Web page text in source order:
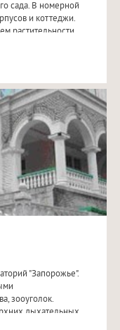
сада. В номерной
и коттеджи.
растительности...
"Запорожье".
зооуголок.
дыхательных